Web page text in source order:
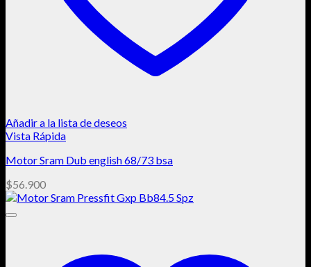
Añadir a la lista de deseos
Vista Rápida
Motor Sram Dub english 68/73 bsa
$56.900